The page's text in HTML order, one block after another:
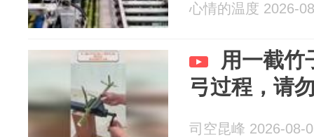
心情的温度 2026-
用一截竹
弓过程，请
司空昆峰 2026-08-